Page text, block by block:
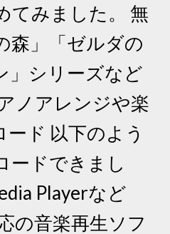
てみました。 無
森」「ゼルダの
」シリーズなど
ノアレンジや楽
ド 以下のよう
ードできまし
Playerなど
の音楽再生ソフ